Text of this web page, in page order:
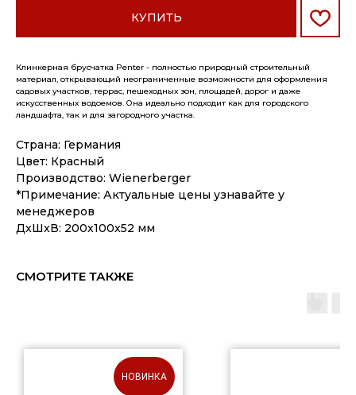
КУПИТЬ
Клинкерная брусчатка Penter - полностью природный строительный
материал, открывающий неограниченные возможности для оформления
садовых участков, террас, пешеходных зон, площадей, дорог и даже
искусственных водоемов. Она идеально подходит как для городского
ландшафта, так и для загородного участка.
Страна: Германия
Цвет: Красный
Производство: Wienerberger
*Примечание: Актуальные цены узнавайте у
менеджеров
ДxШxВ: 200x100x52 мм
СМОТРИТЕ ТАКЖЕ
НОВИНКА